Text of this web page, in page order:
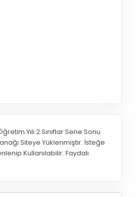
Yılı 2.Sınıflar Sene Sonu
Siteye Yüklenmiştir. İsteğe
Kullanılabilir. Faydalı